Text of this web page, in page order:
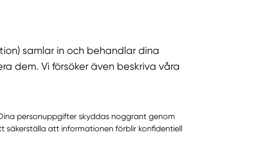
samlar in och behandlar dina
dem. Vi försöker även beskriva våra
personuppgifter skyddas noggrant genom
säkerställa att informationen förblir konfidentiell